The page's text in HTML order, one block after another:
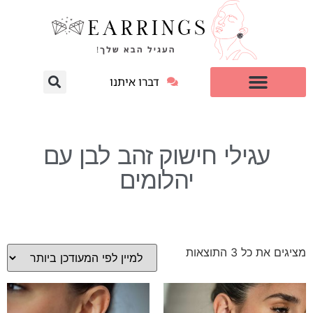
דברו איתנו
עגילי חישוק זהב לבן עם
יהלומים
מציגים את כל ⁦3⁩ התוצאות